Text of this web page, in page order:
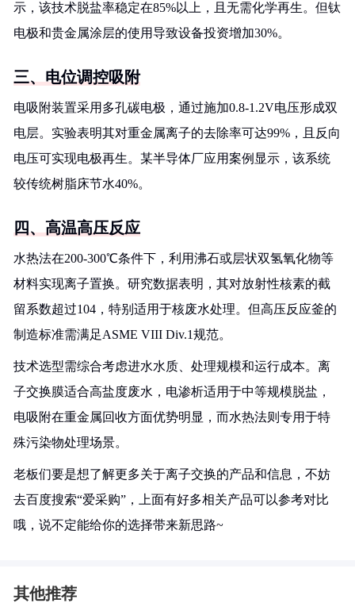
示，该技术脱盐率稳定在85%以上，且无需化学再生。但钛
电极和贵金属涂层的使用导致设备投资增加30%。
三、电位调控吸附
电吸附装置采用多孔碳电极，通过施加0.8-1.2V电压形成双
电层。实验表明其对重金属离子的去除率可达99%，且反向
电压可实现电极再生。某半导体厂应用案例显示，该系统
较传统树脂床节水40%。
四、高温高压反应
水热法在200-300℃条件下，利用沸石或层状双氢氧化物等
材料实现离子置换。研究数据表明，其对放射性核素的截
留系数超过104，特别适用于核废水处理。但高压反应釜的
制造标准需满足ASME VIII Div.1规范。
技术选型需综合考虑进水水质、处理规模和运行成本。离
子交换膜适合高盐度废水，电渗析适用于中等规模脱盐，
电吸附在重金属回收方面优势明显，而水热法则专用于特
殊污染物处理场景。
老板们要是想了解更多关于离子交换的产品和信息，不妨
去百度搜索“爱采购”，上面有好多相关产品可以参考对比
哦，说不定能给你的选择带来新思路~
其他推荐